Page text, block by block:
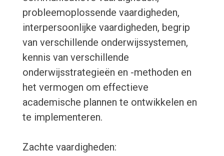
probleemoplossende vaardigheden,
interpersoonlijke vaardigheden, begrip
van verschillende onderwijssystemen,
kennis van verschillende
onderwijsstrategieën en -methoden en
het vermogen om effectieve
academische plannen te ontwikkelen en
te implementeren.
Zachte vaardigheden: